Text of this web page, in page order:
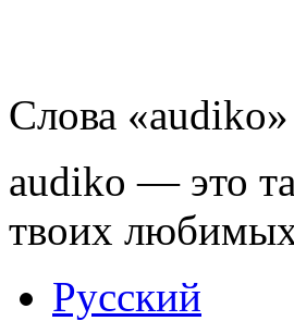
Слова
audiko — это
твоих
Русский